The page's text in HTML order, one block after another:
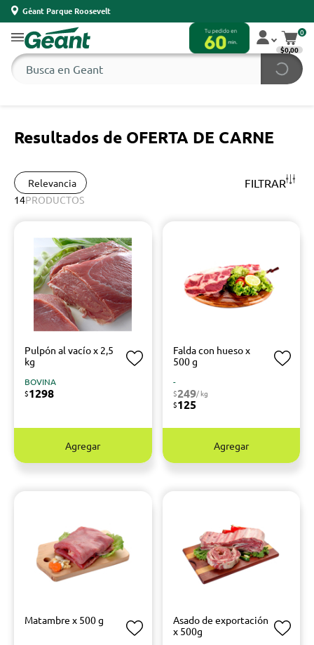
Géant Parque Roosevelt
0
$0,00
Resultados de OFERTA DE CARNE
Relevancia FILTRAR
14PRODUCTOS
Pulpón al vacío x 2,5
kg
BOVINA
$1298
Agregar
Falda con hueso x
500 g
-
$249/ kg
$125
Agregar
Matambre x 500 g
Asado de exportación
x 500g